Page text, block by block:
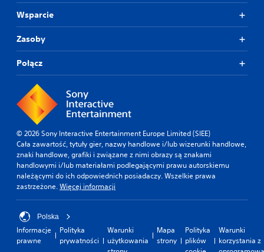
Wsparcie
Zasoby
Połącz
© 2026 Sony Interactive Entertainment Europe Limited (SIEE)
Cała zawartość, tytuły gier, nazwy handlowe i/lub wizerunki handlowe,
znaki handlowe, grafiki i związane z nimi obrazy są znakami
handlowymi i/lub materiałami podlegającymi prawu autorskiemu
należącymi do ich odpowiednich posiadaczy. Wszelkie prawa
zastrzeżone.Więcej informacji
Polska
Informacje
prawne
Polityka
prywatności
Warunki
użytkowania
Mapa
strony
Polityka
plików
Warunki
korzystania z